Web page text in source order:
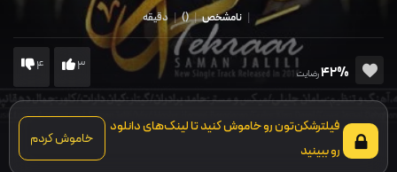
| نامشخص |
()
| دقیقه
42%رضایت 3
4
فیلترشکن‌تون رو خاموش کنید تا لینک‌های دانلود
رو ببینید
خاموش کردم